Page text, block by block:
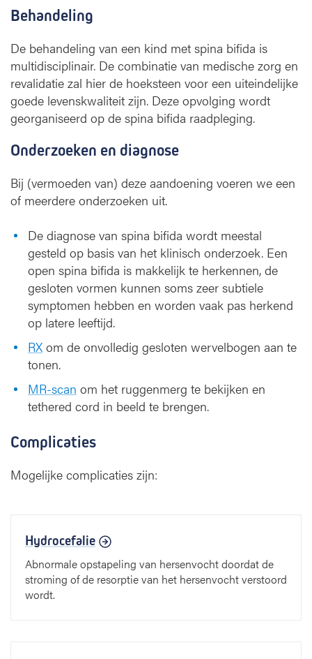
Behandeling
De behandeling van een kind met spina bifida is
multidisciplinair. De combinatie van medische zorg en
revalidatie zal hier de hoeksteen voor een uiteindelijke
goede levenskwaliteit zijn. Deze opvolging wordt
georganiseerd op de spina bifida raadpleging.
Onderzoeken en diagnose
Bij (vermoeden van) deze aandoening voeren we een
of meerdere onderzoeken uit.
De diagnose van spina bifida wordt meestal
gesteld op basis van het klinisch onderzoek. Een
open spina bifida is makkelijk te herkennen, de
gesloten vormen kunnen soms zeer subtiele
symptomen hebben en worden vaak pas herkend
op latere leeftijd.
RX om de onvolledig gesloten wervelbogen aan te
tonen.
MR-scan om het ruggenmerg te bekijken en
tethered cord in beeld te brengen.
Complicaties
Mogelijke complicaties zijn:
Hydrocefalie
Abnormale opstapeling van hersenvocht doordat de
stroming of de resorptie van het hersenvocht verstoord
wordt.